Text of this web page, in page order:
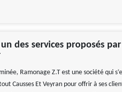
des services proposés
Ramonage Z.T est une société qui
Causses Et Veyran pour offrir à ses